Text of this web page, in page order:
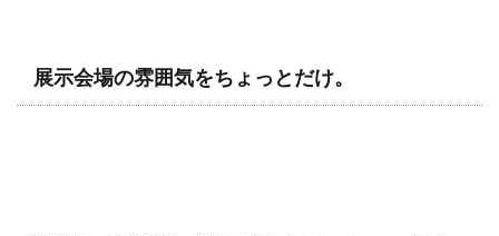
展示会場の雰囲気をちょっとだけ。